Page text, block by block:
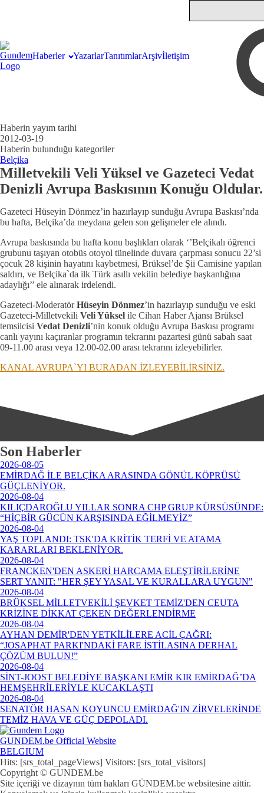
Haberler YazarlarTanıtımlarArşivİletişim
Haberin yayım tarihi
2012-03-19
Haberin bulunduğu kategoriler
Belçika
Milletvekili Veli Yüksel ve Gazeteci Vedat
Denizli Avrupa Baskısının Konuğu Oldular.
Gazeteci Hüseyin Dönmez’in hazırlayıp sunduğu Avrupa Baskısı’nda
bu hafta, Belçika’da meydana gelen son gelişmeler ele alındı.
Avrupa baskısında bu hafta konu başlıkları olarak ‘’Belçikalı öğrenci
grubunu taşıyan otobüs otoyol tünelinde duvara çarpması sonucu 22’si
çocuk 28 kişinin hayatını kaybetmesi, Brüksel’de Şii Camisine yapılan
saldırı, ve Belçika`da ilk Türk asıllı vekilin belediye başkanlığına
adaylığı’’ ele alınarak irdelendi.
Gazeteci-ModeratörHüseyin Dönmez’in hazırlayıp sunduğu ve eski
Gazeteci-Milletvekili Veli Yüksel ile Cihan Haber Ajansı Brüksel
temsilcisi Vedat Denizli’nin konuk olduğu Avrupa Baskısı programı
canlı yayını kaçıranlar programın tekrarını pazartesi günü sabah saat
09-11.00 arası veya 12.00-02.00 arası tekrarını izleyebilirler.
KANAL AVRUPA`YI BURADAN İZLEYEBİLİRSİNİZ.
Son Haberler
2026-08-05
EMİRDAĞ İLE BELÇİKA ARASINDA GÖNÜL KÖPRÜSÜ
GÜÇLENİYOR.
2026-08-04
KILIÇDAROĞLU YILLAR SONRA CHP GRUP KÜRSÜSÜNDE:
“HİÇBİR GÜCÜN KARŞISINDA EĞİLMEYİZ”
2026-08-04
YAŞ TOPLANDI: TSK'DA KRİTİK TERFİ VE ATAMA
KARARLARI BEKLENİYOR.
2026-08-04
FRANCKEN'DEN ASKERİ HARCAMA ELEŞTİRİLERİNE
SERT YANIT: "HER ŞEY YASAL VE KURALLARA UYGUN"
2026-08-04
BRÜKSEL MİLLETVEKİLİ ŞEVKET TEMİZ'DEN CEUTA
KRİZİNE DİKKAT ÇEKEN DEĞERLENDİRME
2026-08-04
AYHAN DEMİR'DEN YETKİLİLERE ACİL ÇAĞRI:
“JOSAPHAT PARKI'NDAKİ FARE İSTİLASINA DERHAL
ÇÖZÜM BULUN!”
2026-08-04
SİNT-JOOST BELEDİYE BAŞKANI EMİR KIR EMİRDAĞ’DA
HEMŞEHRİLERİYLE KUCAKLAŞTI
2026-08-04
SENATÖR HASAN KOYUNCU EMİRDAĞ'IN ZİRVELERİNDE
TEMİZ HAVA VE GÜÇ DEPOLADI.
GUNDEM.be Official Website
BELGIUM
Hits: [srs_total_pageViews] Visitors: [srs_total_visitors]
Copyright © GUNDEM.be
Site içeriği ve dizaynın tüm hakları GÜNDEM.be websitesine aittir.